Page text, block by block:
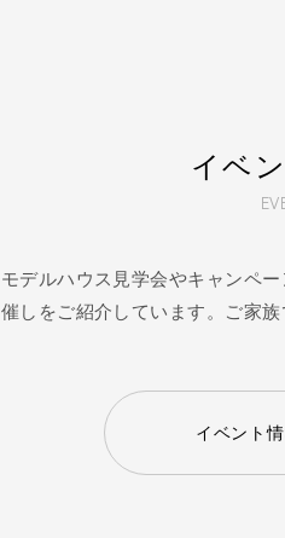
イベ
モデルハウス見学会やキャンペ
催しをご紹介しています。ご家族
イベント